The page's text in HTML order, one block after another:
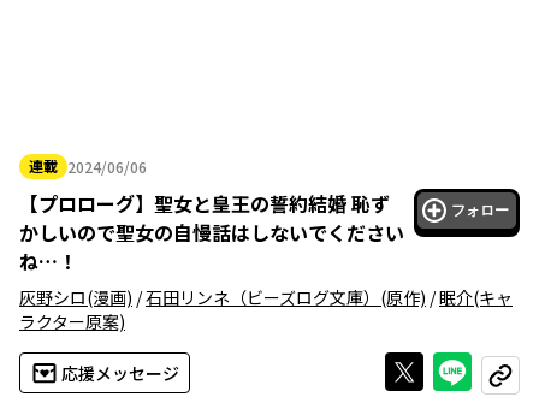
連載 2024/06/06
2024年06月06日
【プロローグ】 聖女と皇王の誓約結婚 恥ず
かしいので聖女の自慢話はしないでください
ね…！
フォロー
灰野シロ(漫画) /石田リンネ（ビーズログ文庫） (原作) /眠介(キャ
ラクター原案)
応援メッセージ Xで投稿する
ライン
コピー